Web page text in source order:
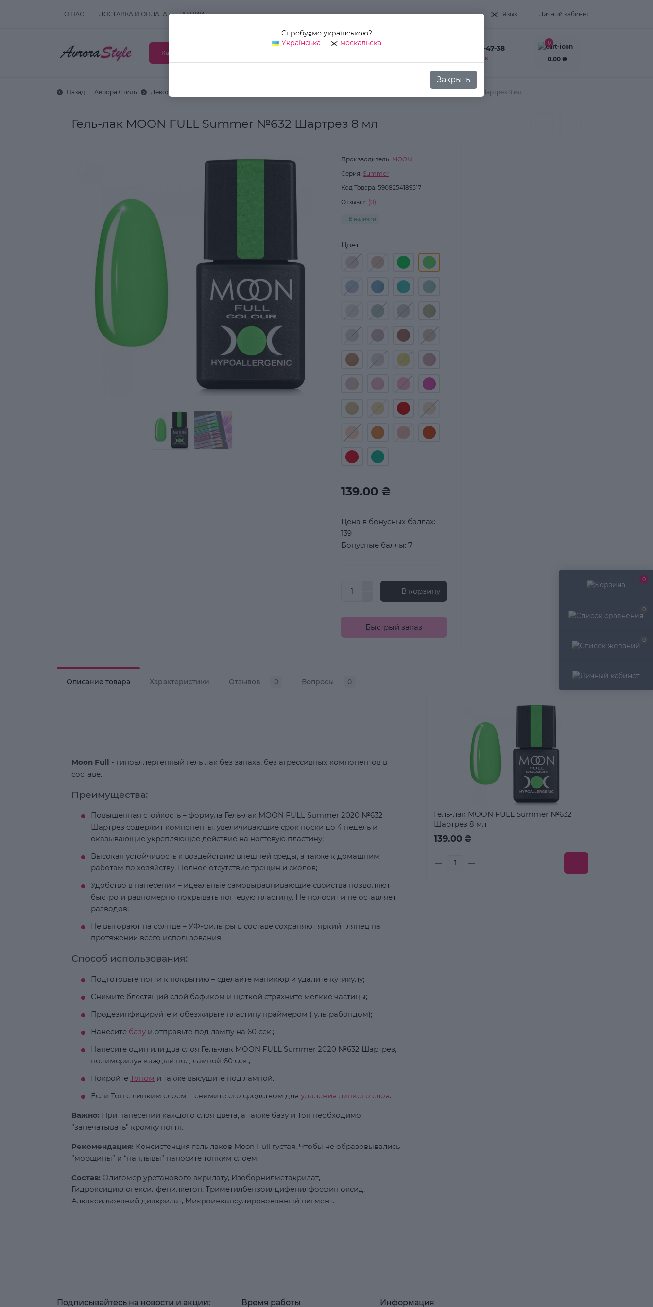
0
0
0
О НАС ДОСТАВКА И ОПЛАТА АКЦИИ Язык Личный кабинет
Каталог товаров
+38(093) 995-47-38
Заказать звонок
0
0.00 ₴
Назад Аврора Стиль Декоративная косметика Гель-лак MOON FULL Summer №632 Шартрез 8 мл
Спробуємо українською?
Українська
москальска
Закрыть
Гель-лак MOON FULL Summer №632 Шартрез 8 мл
Производитель: MOON
Серия: Summer
Код Товара: 5908254189517
Отзывы: (0)
В наличии
Цвет
139.00 ₴
Цена в бонусных баллах:
139
Бонусные баллы: 7
В корзину
Быстрый заказ
Описание товара Характеристики Отзывов 0 Вопросы 0
Moon Full - гипоаллергенный гель лак без запаха, без агрессивных компонентов в
составе.
Преимущества:
Повышенная стойкость – формула Гель-лак MOON FULL Summer 2020 №632
Шартрез содержит компоненты, увеличивающие срок носки до 4 недель и
оказывающие укрепляющее действие на ногтевую пластину;
Высокая устойчивость к воздействию внешней среды, а также к домашним
работам по хозяйству. Полное отсутствие трещин и сколов;
Удобство в нанесении – идеальные самовыравнивающие свойства позволяют
быстро и равномерно покрывать ногтевую пластину. Не полосит и не оставляет
разводов;
Не выгорают на солнце – УФ-фильтры в составе сохраняют яркий глянец на
протяжении всего использования
Способ использования:
Подготовьте ногти к покрытию – сделайте маникюр и удалите кутикулу;
Снимите блестящий слой бафиком и щёткой стряхните мелкие частицы;
Продезинфицируйте и обезжирьте пластину праймером ( ультрабондом);
Нанесите базу и отправьте под лампу на 60 сек.;
Нанесите один или два слоя Гель-лак MOON FULL Summer 2020 №632 Шартрез,
полимеризуя каждый под лампой 60 сек.;
Покройте Топом и также высушите под лампой.
Если Топ с липким слоем – снимите его средством для удаления липкого слоя.
Важно: При нанесении каждого слоя цвета, а также базу и Топ необходимо
“запечатывать” кромку ногтя.
Рекомендация: Консистенция гель лаков Moon Full густая. Чтобы не образовывались
“морщины” и “наплывы” наносите тонким слоем.
Состав: Олигомер уретанового акрилату, Изоборнилметакрилат,
Гидроксициклогексилфенилкетон, Триметилбензоилдифенилфосфин оксид,
Алкаксильований диакрилат, Микроинкапсулировованный пигмент.
Гель-лак MOON FULL Summer №632
Шартрез 8 мл
139.00 ₴
Подписывайтесь на новости и акции: Время работы Информация